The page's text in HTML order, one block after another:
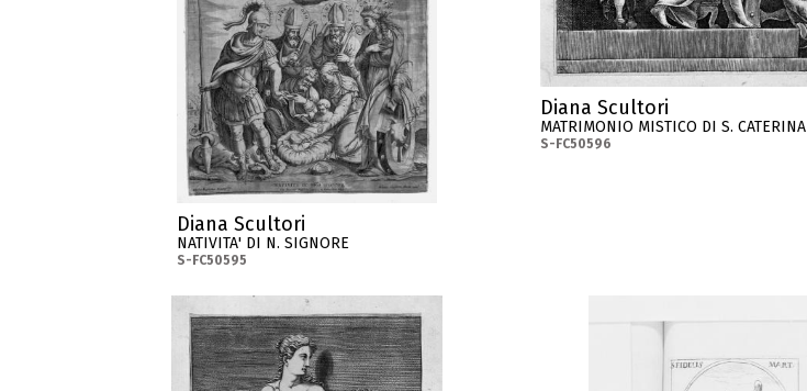
Diana Scultori
NATIVITA' DI N. SIGNORE
S-FC50595
Diana Scultori
MATRIMONIO MISTICO DI S. CATERINA
S-FC50596